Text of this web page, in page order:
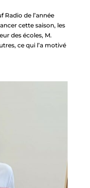
Radio de l’année
cette saison, les
des écoles, M.
ce qui l’a motivé